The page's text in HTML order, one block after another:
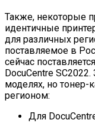
Также, некоторые
идентичные
для различных
поставляемое в
сейчас
DocuCentre
моделях, но
регионом:
Для